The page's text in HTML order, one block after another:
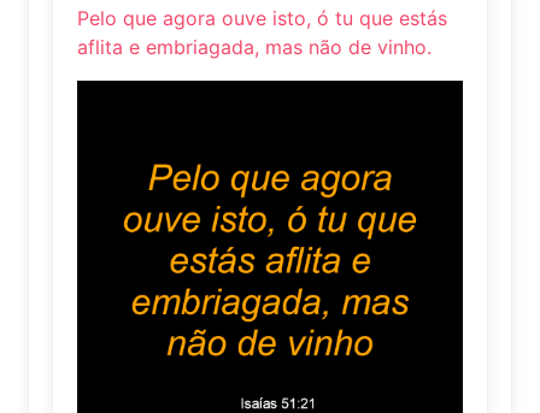
Pelo que agora ouve isto, ó tu que estás
aflita e embriagada, mas não de vinho.